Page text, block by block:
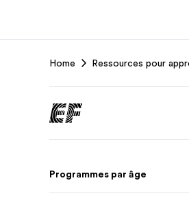
Home Ressources pour
Programmes par âge